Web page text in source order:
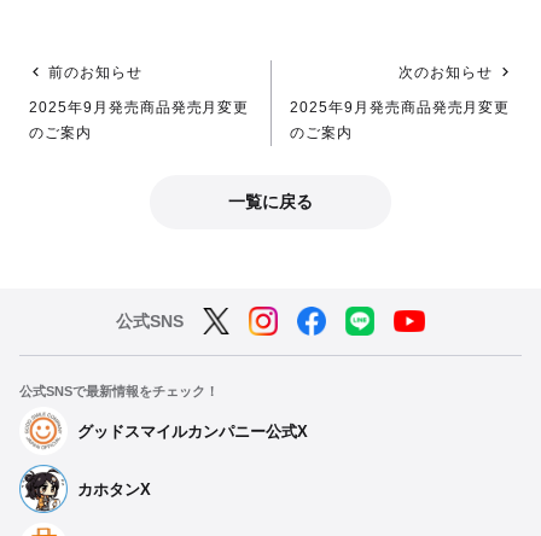
前のお知らせ
2025年9月発売商品発売月変更
のご案内
次のお知らせ
2025年9月発売商品発売月変更
のご案内
一覧に戻る
公式SNS
公式SNSで最新情報をチェック！
グッドスマイルカンパニー公式X
カホタンX